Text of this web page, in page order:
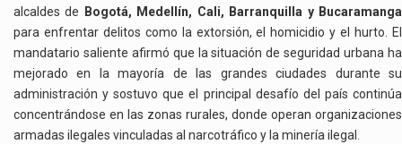
alcaldes de
Bogotá, Medellín, Cali, Barranquilla y Bucaramanga
para enfrentar delitos como la extorsión, el homicidio y el hurto. El
mandatario saliente afirmó que la situación de seguridad urbana ha
mejorado en la mayoría de las grandes ciudades durante su
administración y sostuvo que el principal desafío del país continúa
concentrándose en las zonas rurales, donde operan organizaciones
armadas ilegales vinculadas al narcotráfico y la minería ilegal.